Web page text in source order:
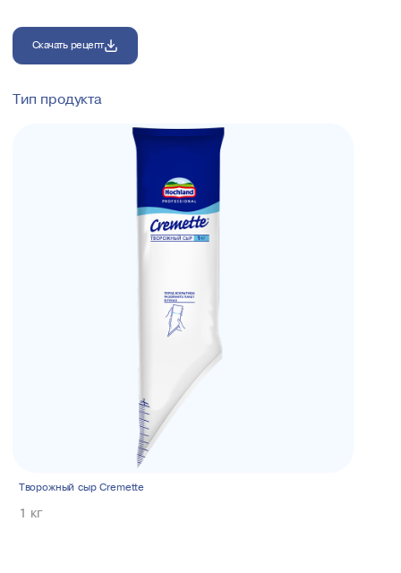
Скачать рецепт
Тип продукта
Творожный сыр Cremette
1 кг